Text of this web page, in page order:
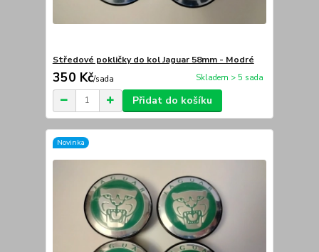
Středové pokličky do kol Jaguar 58mm - Modré
350 Kč/sada Skladem > 5 sada
Přidat do košíku
Novinka